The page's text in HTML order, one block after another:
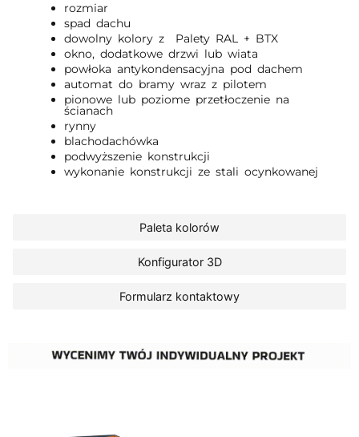
Paleta kolorów
Konfigurator 3D
Formularz kontaktowy
rozmiar
spad dachu
dowolny kolory z Palety RAL + BTX
okno, dodatkowe drzwi lub wiata
powłoka antykondensacyjna pod dachem
automat do bramy wraz z pilotem
pionowe lub poziome przetłoczenie na
ścianach
rynny
blachodachówka
podwyższenie konstrukcji
wykonanie konstrukcji ze stali ocynkowanej